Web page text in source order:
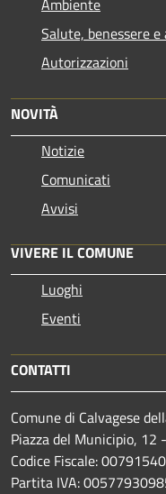
Salute, benessere e
Autorizzazioni
NOVITÀ
Notizie
Comunicati
Avvisi
VIVERE IL COMUNE
Luoghi
Eventi
CONTATTI
Comune di Calvagese
Piazza del Municipio, 12
Codice Fiscale:
Partita IVA: